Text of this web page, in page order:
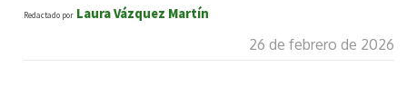
Redactado por Laura Vázquez Martín
26 de febrero de 2026